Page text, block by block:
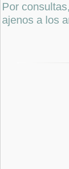
Por
ajenos a los